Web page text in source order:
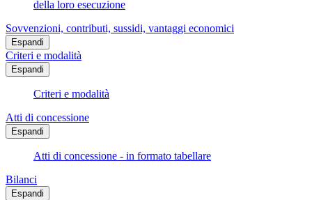
della loro esecuzione
Sovvenzioni, contributi, sussidi, vantaggi economici
Espandi
Criteri e modalità
Espandi
Criteri e modalità
Atti di concessione
Espandi
Atti di concessione - in formato tabellare
Bilanci
Espandi